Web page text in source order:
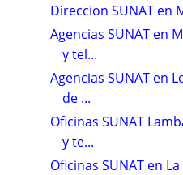
Direccion SUNAT en
Agencias SUNAT en
y tel...
Agencias SUNAT en
de ...
Oficinas SUNAT
y te...
Oficinas SUNAT en